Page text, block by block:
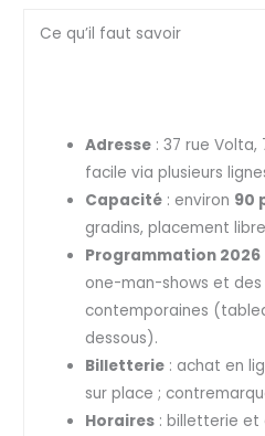
Ce qu’il faut savoir
Adresse: 37 rue Volta,
facile via plusieurs
Capacité: environ 90
gradins, placement
Programmation 2026
one-man-shows et
contemporaines
dessous).
Billetterie: achat en
sur place ;
Horaires: billetterie et